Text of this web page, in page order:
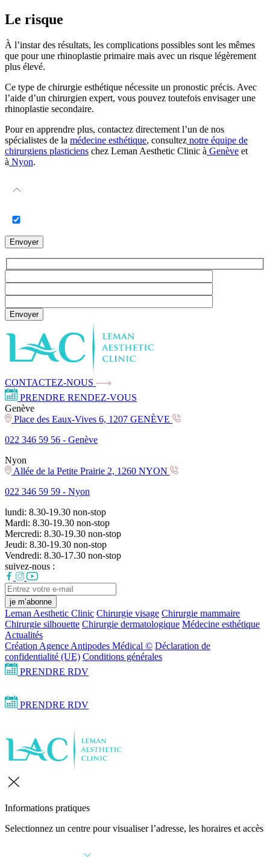
Le risque
À l’instar des résultats, les complications possibles sont les mêmes
que pour une rhinoplastie primaire mais avec un risque légèrement
plus élevé.
Ce type de chirurgie esthétique nécessite un pronostic précis. Avec
l’aide d’un chirurgien expert, vous pouvez toutefois envisager une
rhinoplastie secondaire.
Pour en apprendre plus, contactez directement l’un de nos
spécialistes de la médecine esthétique, consultez notre équipe de
chirurgiens plasticiens chez Leman Aesthetic Clinic à Genève et
à Nyon.
Envoyer
Envoyer
CONTACTEZ-NOUS
PRENDRE RENDEZ-VOUS
Genève
Place des Eaux-Vives 6, 1207 GENÈVE
022 346 59 56 - Genève
Nyon
Allée de la Petite Prairie 2, 1260 NYON
022 346 59 59 - Nyon
lundi: 8.30-19.30 non-stop
Mardi: 8.30-19.30 non-stop
Mercredi: 8.30-19.30 non-stop
Jeudi: 8.30-19.30 non-stop
Vendredi: 8.30-17.30 non-stop
suivez-nous :
je m’abonne
Leman Aesthetic Clinic Chirurgie visage Chirurgie mammaire
Chirurgie silhouette Chirurgie dermatologique Médecine esthétique
Actualités
Création Agence Antipodes Médical © Déclaration de
confidentialité (UE) Conditions générales
PRENDRE RDV
PRENDRE RDV
Informations pratiques
Selectionnez un centre pour visualiser l’adresse, les horaires et accès